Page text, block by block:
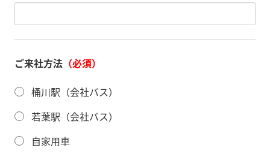
ご来社方法 （必須）
桶川駅（会社バス）
若葉駅（会社バス）
自家用車